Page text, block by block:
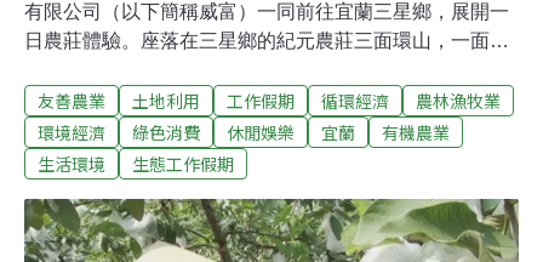
有限公司（以下簡稱威富）一同前往宜蘭三星鄉，展開一
日農莊體驗。座落在三星鄉的紀元農莊三面環山，一面向
領回米的過程認識了紀元農莊，才知曉農莊老闆吳慶鐘不
遺餘力地在推廣有機農業。因此，環資決定偕同愛護地球
的好夥伴——威富的員工們來認識吳大哥的友善農業。甫
抵達農莊，便有人奉上暖呼呼的米糠茶，替我們驅除雨日
裡的寒意。一杯熱茶下肚，志工們充滿熱情地開始醃漬小
黃瓜初體驗。首先將糖、醬油、醋和蒸餾米酒倒入鍋中
友善農業 土地利用 工作假期 循環經濟
農林漁牧業
環境經濟
綠色消費 休閒娛樂 宜蘭
有機農業
生活環境
生態工作假期